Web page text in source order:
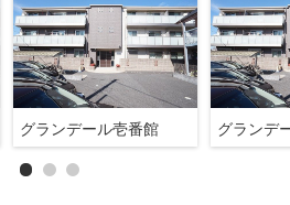
グランデール壱番館 グランデ